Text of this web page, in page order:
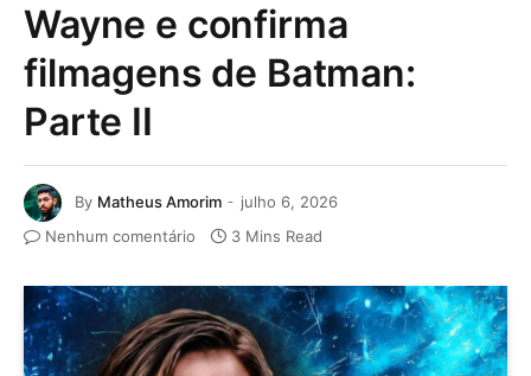
Wayne e confirma
filmagens de Batman:
Parte II
By Matheus Amorim
julho 6, 2026
Nenhum comentário
3 Mins Read